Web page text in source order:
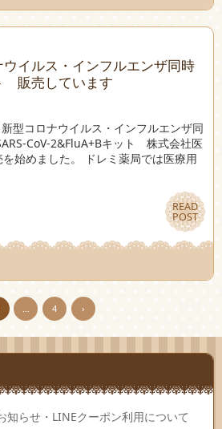
ウイルス・インフルエンザ同時
販売しています
型コロナウイルス・インフルエンザ同
CoV-2&FluA+Bキット 株式会社医
始めました。 ドレミ薬局では医療用
READ
POST
READ
POST
4 ›
知らせ・LINEクーポン利用について